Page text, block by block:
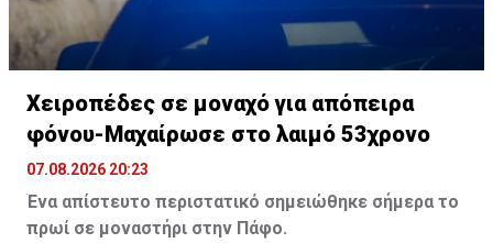
Χειροπέδες σε μοναχό για απόπειρα
φόνου-Μαχαίρωσε στο λαιμό 53χρονο
07.08.2026 20:23
Ένα απίστευτο περιστατικό σημειώθηκε σήμερα το
πρωί σε μοναστήρι στην Πάφο.